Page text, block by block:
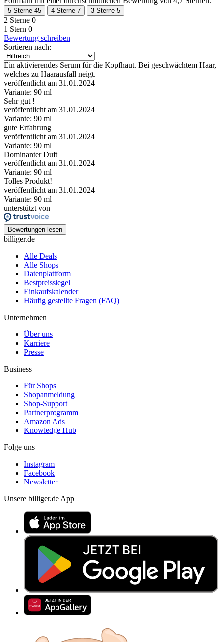
5 Sterne 45 4 Sterne 7 3 Sterne 5
2 Sterne 0
1 Stern 0
Bewertung schreiben
Sortieren nach:
Ein aktivierendes Serum für die Kopfhaut. Bei geschwächtem Haar,
welches zu Haarausfall neigt.
veröffentlicht am 31.01.2024
Variante: 90 ml
Sehr gut !
veröffentlicht am 31.01.2024
Variante: 90 ml
gute Erfahrung
veröffentlicht am 31.01.2024
Variante: 90 ml
Dominanter Duft
veröffentlicht am 31.01.2024
Variante: 90 ml
Tolles Produkt!
veröffentlicht am 31.01.2024
Variante: 90 ml
unterstützt von
Bewertungen lesen
billiger.de
Alle Deals
Alle Shops
Datenplattform
Bestpreissiegel
Einkaufskalender
Häufig gestellte Fragen (FAQ)
Unternehmen
Über uns
Karriere
Presse
Business
Für Shops
Shopanmeldung
Shop-Support
Partnerprogramm
Amazon Ads
Knowledge Hub
Folge uns
Instagram
Facebook
Newsletter
Unsere billiger.de App